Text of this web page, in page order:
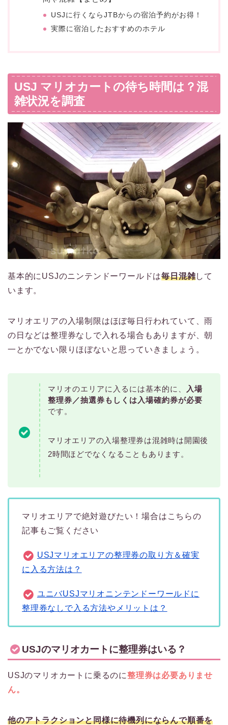
USJに行くならJTBからの宿泊予約がお得！
実際に宿泊したおすすめのホテル
USJ マリオカートの待ち時間は？混
雑状況を調査
基本的にUSJのニンテンドーワールドは毎日混雑して
います。
マリオエリアの入場制限はほぼ毎日行われていて、雨
の日などは整理券なしで入れる場合もありますが、朝
一とかでない限りほぼないと思っていきましょう。
マリオのエリアに入るには基本的に、
入場
整理券／抽選券もしくは入場確約券が必要
です。
マリオエリアの入場整理券は混雑時は開園後
2時間ほどでなくなることもあります。
マリオエリアで絶対遊びたい！場合はこちらの
記事もご覧ください
USJマリオエリアの整理券の取り方＆確実
に入る方法は？
ユニバUSJマリオニンテンドーワールドに
整理券なしで入る方法やメリットは？
USJのマリオカートに整理券はいる？
USJのマリオカートに乗るのに整理券は必要ありませ
ん。
他のアトラクションと同様に待機列にならんで順番を